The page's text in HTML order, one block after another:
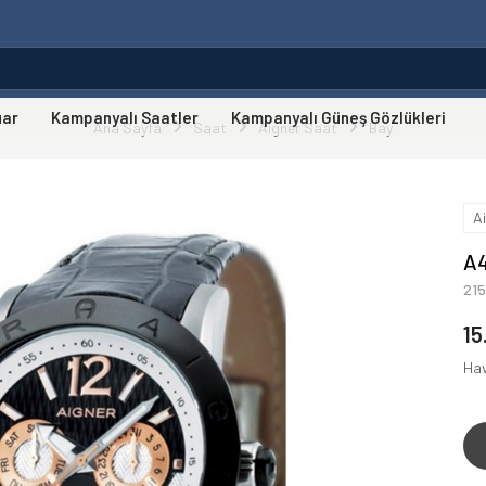
Kampanyalı Saatler Kampanyalı Güneş Gözlükleri
Ana Sayfa Saat Aigner Saat Bay